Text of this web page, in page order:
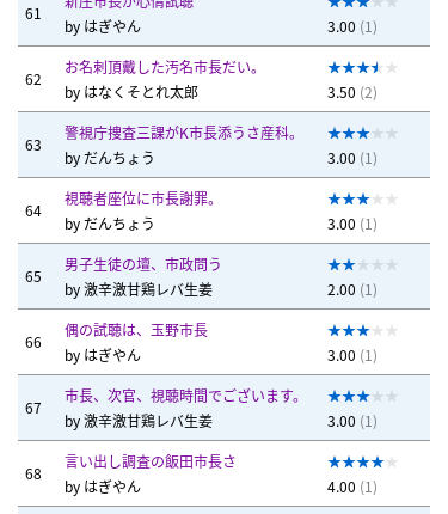
61
by はぎやん 3.00 (1)
62
お名刺頂戴した汚名市長だい。
by はなくそとれ太郎 3.50 (2)
63
警視庁捜査三課がK市長添うさ産科。
byだんちょう 3.00 (1)
64
視聴者座位に市長謝罪。
byだんちょう 3.00 (1)
65
男子生徒の壇、市政問う
by激辛激甘鶏レバ生姜 2.00 (1)
66
偶の試聴は、玉野市長
by はぎやん 3.00 (1)
67
市長、次官、視聴時間でございます。
by激辛激甘鶏レバ生姜 3.00 (1)
68
言い出し調査の飯田市長さ
by はぎやん 4.00 (1)